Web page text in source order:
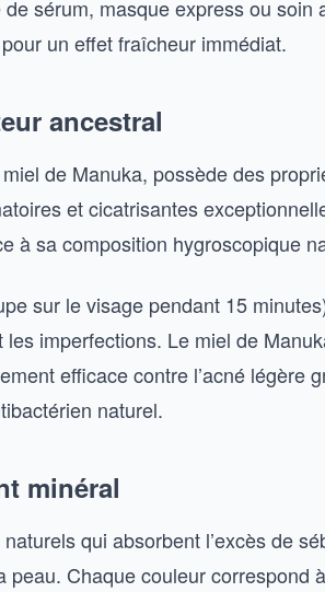
sérum, masque express ou soin
un effet fraîcheur immédiat.
ancestral
de Manuka, possède des
et cicatrisantes
à sa composition hygroscopique
sur le visage pendant 15
imperfections. Le miel de
efficace contre l’acné légère
naturel.
minéral
qui absorbent l’excès de
peau. Chaque couleur correspond